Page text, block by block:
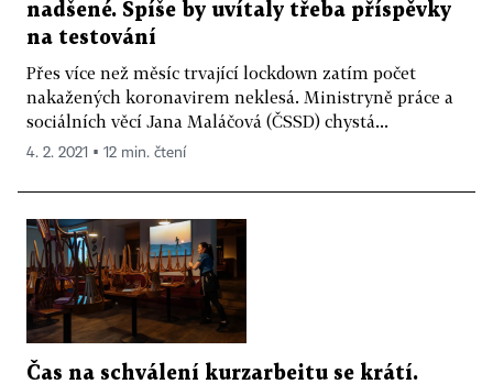
nadšené. Spíše by uvítaly třeba příspěvky
na testování
Přes více než měsíc trvající lockdown zatím počet
nakažených koronavirem neklesá. Ministryně práce a
sociálních věcí Jana Maláčová (ČSSD) chystá...
4. 2. 2021 ▪ 12 min. čtení
Čas na schválení kurzarbeitu se krátí.